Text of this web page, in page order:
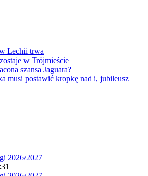
Lechii trwa
w Trójmieście
szansa Jaguara?
musi postawić kropkę nad i, jubileusz